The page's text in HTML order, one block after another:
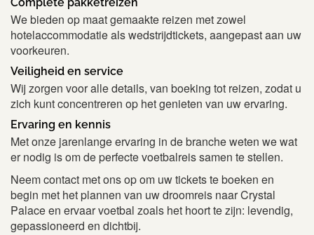
We bieden op maat gemaakte reizen met zowel
hotelaccommodatie als wedstrijdtickets, aangepast aan uw
voorkeuren.
Veiligheid en service
Wij zorgen voor alle details, van boeking tot reizen, zodat u
zich kunt concentreren op het genieten van uw ervaring.
Ervaring en kennis
Metonze jarenlange ervaring in de branche weten we wat
er nodig is om de perfecte voetbalreis samen te stellen.
Neem contact met ons op om uw tickets te boeken en
begin met het plannen van uw droomreis naar Crystal
Palace en ervaar voetbal zoals het hoort te zijn: levendig,
gepassioneerd en dichtbij.